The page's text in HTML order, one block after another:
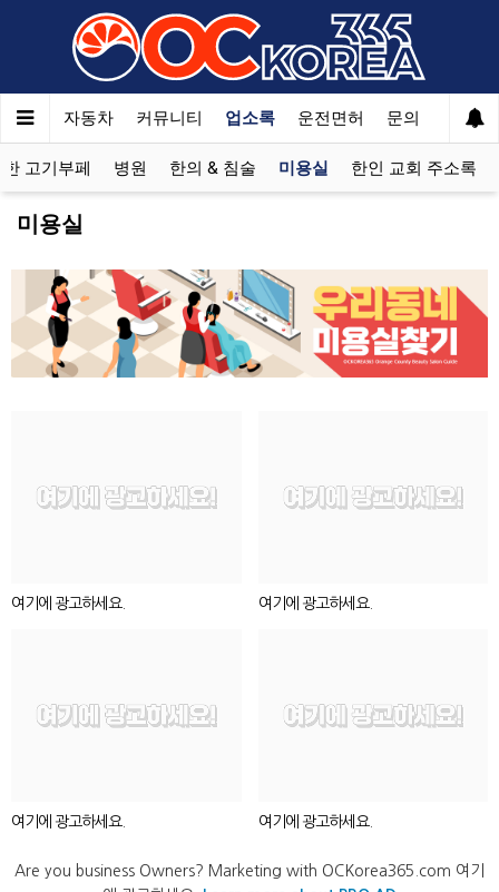
여행 자동차 커뮤니티 업소록 운전면허 문의 광고
고기부페 병원 한의 & 침술 미용실 한인 교회 주소록
미용실
여기에 광고하세요. 여기에 광고하세요.
여기에 광고하세요. 여기에 광고하세요.
Are you business Owners? Marketing with OCKorea365.com 여기